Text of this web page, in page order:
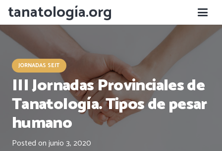
tanatología.org
JORNADAS SEIT
III Jornadas Provinciales de
Tanatología. Tipos de pesar
humano
Posted onjunio 3, 2020